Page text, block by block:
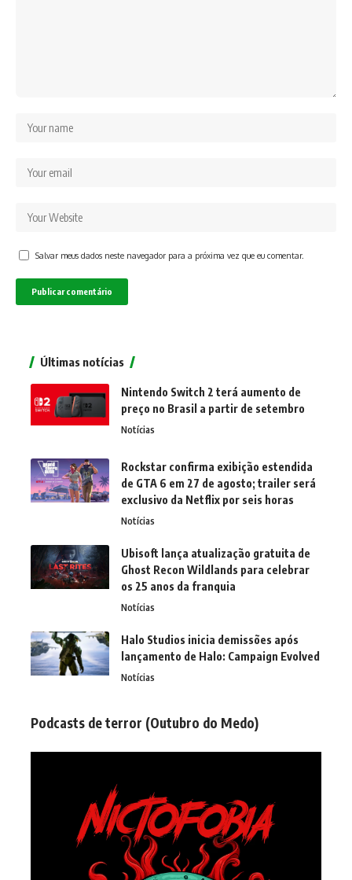
Salvar meus dados neste navegador para a próxima vez que eu comentar.
Últimas notícias
Nintendo Switch 2 terá aumento de
preço no Brasil a partir de setembro
Notícias
Rockstar confirma exibição estendida
de GTA 6 em 27 de agosto; trailer será
exclusivo da Netflix por seis horas
Notícias
Ubisoft lança atualização gratuita de
Ghost Recon Wildlands para celebrar
os 25 anos da franquia
Notícias
Halo Studios inicia demissões após
lançamento de Halo: Campaign Evolved
Notícias
Podcasts de terror (Outubro do Medo)